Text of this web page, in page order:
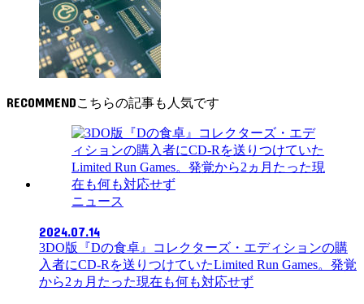
RECOMMEND
ニュース
2024.07.14
3DO版『Dの食卓』コレクターズ・エディションの購
入者にCD-Rを送りつけていたLimited Run Games。発覚
から2ヵ月たった現在も何も対応せず